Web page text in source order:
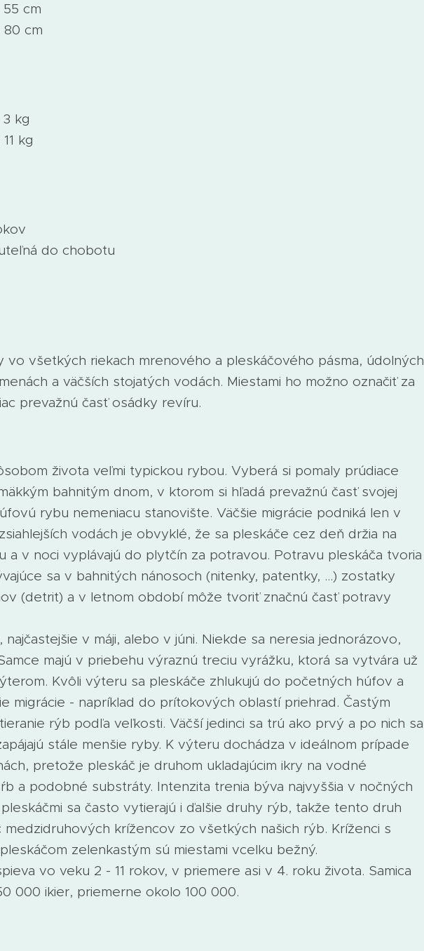
cm
cm
kg
kg
do chobotu
vo všetkých riekach mrenového a pleskáčového pásma, údolných
a väčších stojatých vodách. Miestami ho možno označiť za
prevažnú časť osádky revíru.
života veľmi typickou rybou. Vyberá si pomaly prúdiace
bahnitým dnom, v ktorom si hľadá prevažnú časť svojej
rybu nemeniacu stanovište. Väčšie migrácie podniká len v
vodách je obvyklé, že sa pleskáče cez deň držia na
a v noci vyplávajú do plytčín za potravou. Potravu pleskáča tvoria
sa v bahnitých nánosoch (nitenky, patentky, ...) zostatky
(detrit) a v letnom období môže tvoriť značnú časť potravy
v máji, alebo v júni. Niekde sa neresia jednorázovo,
majú v priebehu výraznú treciu vyrážku, ktorá sa vytvára už
Kvôli výteru sa pleskáče zhlukujú do početných húfov a
migrácie - napríklad do prítokových oblastí priehrad. Častým
rýb podľa veľkosti. Väčší jedinci sa trú ako prvý a po nich sa
stále menšie ryby. K výteru dochádza v ideálnom prípade
pretože pleskáč je druhom ukladajúcim ikry na vodné
a podobné substráty. Intenzita trenia býva najvyššia v nočných
sa často vytierajú i ďalšie druhy rýb, takže tento druh
medzidruhových krížencov zo všetkých našich rýb. Kríženci s
zelenkastým sú miestami vcelku bežný.
vo veku 2 - 11 rokov, v priemere asi v 4. roku života. Samica
000 ikier, priemerne okolo 100 000.